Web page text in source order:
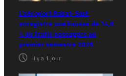
L’aéroport Rabat-Salé
enregistre une hausse de 14,8
% du trafic passagers au
premier semestre 2026
il y a 1 jour